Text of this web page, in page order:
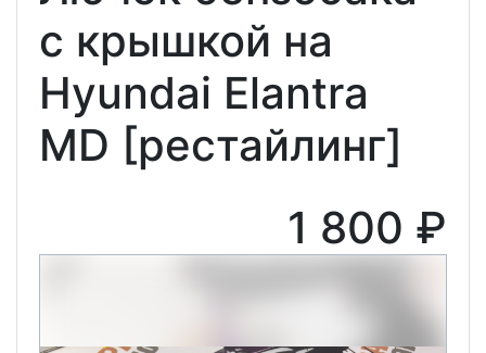
с крышкой на
Hyundai Elantra
MD [рестайлинг]
1 800 ₽